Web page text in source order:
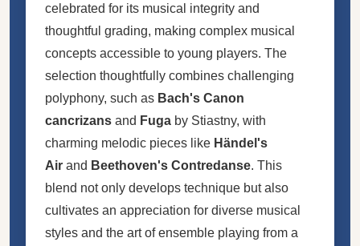
celebrated for its musical integrity and
thoughtful grading, making complex musical
concepts accessible to young players. The
selection thoughtfully combines challenging
polyphony, such as Bach's Canon
cancrizans and Fuga by Stiastny, with
charming melodic pieces like Händel's
Air and Beethoven's Contredanse. This
blend not only develops technique but also
cultivates an appreciation for diverse musical
styles and the art of ensemble playing from a